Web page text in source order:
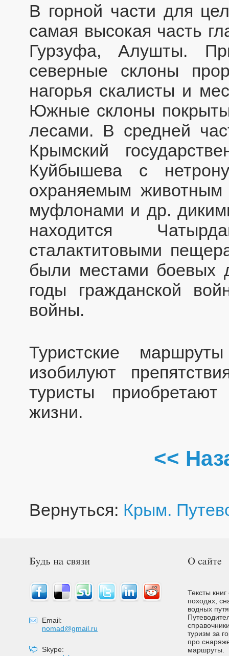
В горной части для
самая высокая часть
Гурзуфа, Алушты.
северные склоны
нагорья скалисты и
Южные склоны
лесами. В средней
Крымский
Куйбышева с
охраняемым
муфлонами и др.
находится
сталактитовыми
были местами боевых
годы гражданской
войны.
Туристские
изобилуют
туристы
жизни.
<<
Вернуться: Крым.
Email:
nomad@gmail.ru
Skype:
Тексты
походах,
водных
туризм за
про
маршруты.